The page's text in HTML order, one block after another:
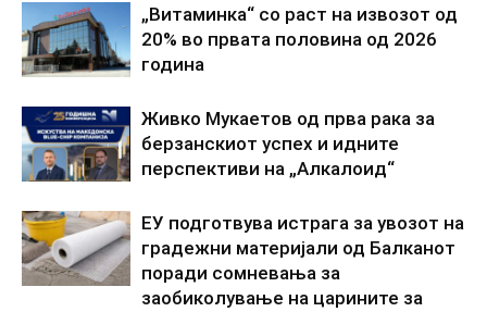
„Витаминка“ со раст на извозот од
20% во првата половина од 2026
година
Живко Мукаетов од прва рака за
берзанскиот успех и идните
перспективи на „Алкалоид“
ЕУ подготвува истрага за увозот на
градежни материјали од Балканот
поради сомневања за
заобиколување на царините за